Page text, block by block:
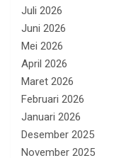
Juli 2026
Juni 2026
Mei 2026
April 2026
Maret 2026
Februari 2026
Januari 2026
Desember 2025
November 2025